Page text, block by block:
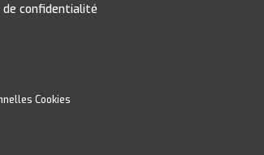
de confidentialité
Cookies